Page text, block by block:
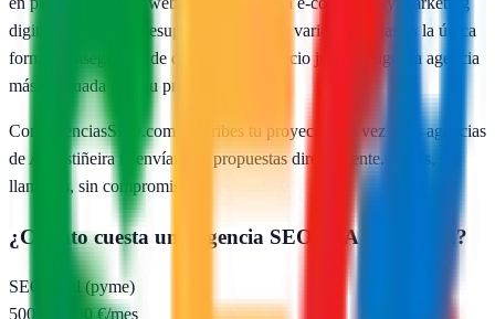
digital. Comparar presupuestos reales de varias agencias es la única
forma de asegurarte de que pagas un precio justo y eliges la agencia
más adecuada para tu proyecto.
Con AgenciasSEO.com describes tu proyecto una vez y las agencias
de A Castiñeirate envían sus propuestas directamente. Gratis, sin
llamadas, sin compromiso.
¿Cuánto cuesta una agencia SEO en A Castiñeira ?
SEO local (pyme)
500 – 1.000 €/mes